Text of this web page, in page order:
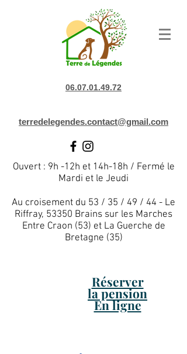
06.07.01.49.72
terredelegendes.contact@gmail.com
Ouvert : 9h -12h et 14h-18h / Fermé le
Mardi et le Jeudi
Au croisement du 53 / 35 / 49 / 44 - Le
Riffray, 53350 Brains sur les Marches
Entre Craon (53) et La Guerche de
Bretagne (35)
Réserver
la pension
En ligne